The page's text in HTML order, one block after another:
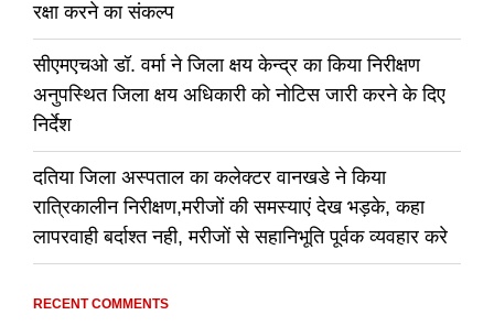
रक्षा करने का संकल्प
सीएमएचओ डॉ. वर्मा ने जिला क्षय केन्द्र का किया निरीक्षण
अनुपस्थित जिला क्षय अधिकारी को नोटिस जारी करने के दिए
निर्देश
दतिया जिला अस्पताल का कलेक्टर वानखडे ने किया
रात्रिकालीन निरीक्षण,मरीजों की समस्याएं देख भड़के, कहा
लापरवाही बर्दाश्त नही, मरीजों से सहानिभूति पूर्वक व्यवहार करे
RECENT COMMENTS